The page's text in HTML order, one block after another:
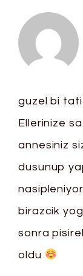
guzel bi
Ellerinize
annesiniz
dusunup
birazcik
sonra
oldu